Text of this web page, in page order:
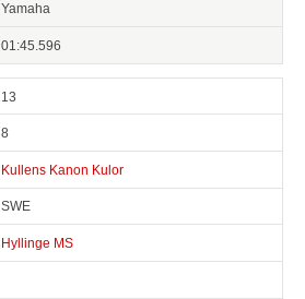
Yamaha
01:45.596
13
8
Kullens Kanon Kulor
SWE
Hyllinge MS